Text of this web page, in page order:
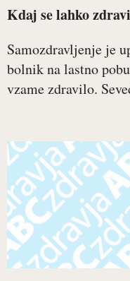
Kdaj se lahko
Samozdravljenje je
bolnik na lastno
vzame zdravilo.